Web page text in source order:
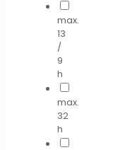
max.
13
/
9
h
max.
32
h